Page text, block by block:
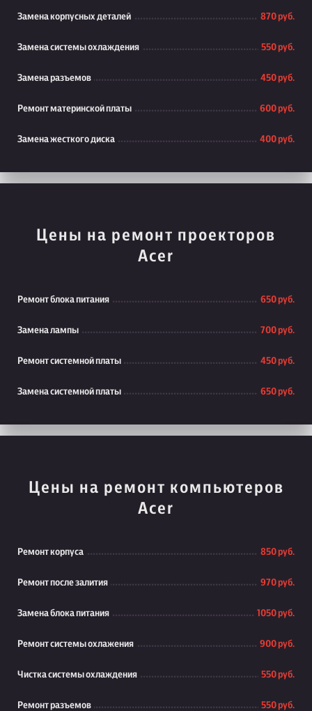
Замена корпусных деталей 870 руб.
Замена системы охлаждения 550 руб.
Замена разъемов 450 руб.
Ремонт материнской платы 600 руб.
Замена жесткого диска 400 руб.
Цены на ремонт проекторов
Acer
Ремонт блока питания 650 руб.
Замена лампы 700 руб.
Ремонт системной платы 450 руб.
Замена системной платы 650 руб.
Цены на ремонт компьютеров
Acer
Ремонт корпуса 850 руб.
Ремонт после залития 970 руб.
Замена блока питания 1050 руб.
Ремонт системы охлажения 900 руб.
Чистка системы охлаждения 550 руб.
Ремонт разъемов 550 руб.